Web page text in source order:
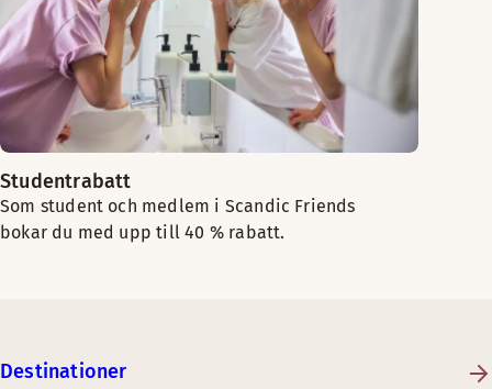
Studentrabatt
Som student och medlem i Scandic Friends
bokar du med upp till 40 % rabatt.
Destinationer